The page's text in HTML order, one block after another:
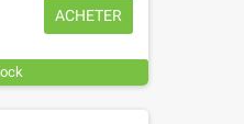
ACHETER